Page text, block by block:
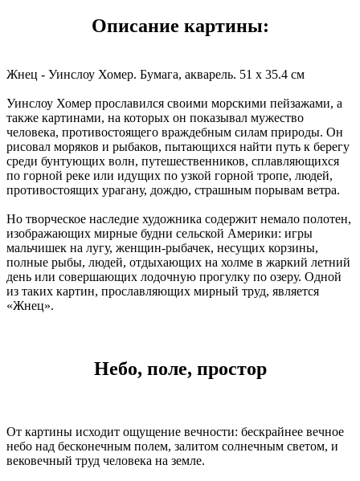
Описание картины:
Жнец - Уинслоу Хомер. Бумага, акварель. 51 x 35.4 см
Уинслоу Хомер прославился своими морскими пейзажами, а
также картинами, на которых он показывал мужество
человека, противостоящего враждебным силам природы. Он
рисовал моряков и рыбаков, пытающихся найти путь к берегу
среди бунтующих волн, путешественников, сплавляющихся
по горной реке или идущих по узкой горной тропе, людей,
противостоящих урагану, дождю, страшным порывам ветра.
Но творческое наследие художника содержит немало полотен,
изображающих мирные будни сельской Америки: игры
мальчишек на лугу, женщин-рыбачек, несущих корзины,
полные рыбы, людей, отдыхающих на холме в жаркий летний
день или совершающих лодочную прогулку по озеру. Одной
из таких картин, прославляющих мирный труд, является
«Жнец».
Небо, поле, простор
От картины исходит ощущение вечности: бескрайнее вечное
небо над бесконечным полем, залитом солнечным светом, и
вековечный труд человека на земле.